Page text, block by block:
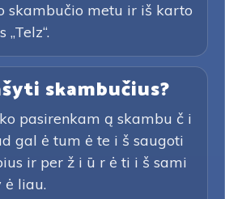
skambučio metu ir iš karto
skambučius?
pasirenkam ą skambu č i
gal ė tum ė te i š saugoti
ir per ž i ū r ė ti i š sami
ė liau.